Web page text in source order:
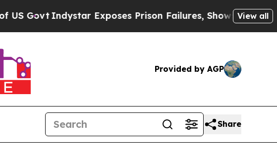
Indystar Exposes Prison Failures, Shows us why View all
Provided by AGP
Share